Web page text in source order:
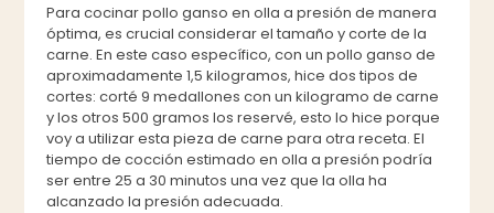
Para cocinar pollo ganso en olla a presión de manera
óptima, es crucial considerar el tamaño y corte de la
carne. En este caso específico, con un pollo ganso de
aproximadamente 1,5 kilogramos, hice dos tipos de
cortes: corté 9 medallones con un kilogramo de carne
y los otros 500 gramos los reservé, esto lo hice porque
voy a utilizar esta pieza de carne para otra receta. El
tiempo de cocción estimado en olla a presión podría
ser entre 25 a 30 minutos una vez que la olla ha
alcanzado la presión adecuada.